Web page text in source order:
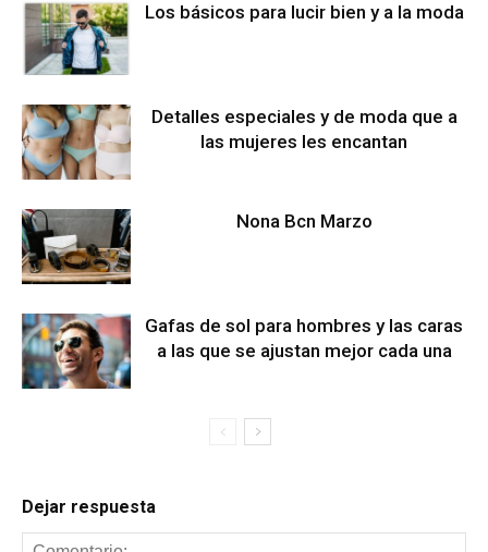
Los básicos para lucir bien y a la moda
Detalles especiales y de moda que a
las mujeres les encantan
Nona Bcn Marzo
Gafas de sol para hombres y las caras
a las que se ajustan mejor cada una
Dejar respuesta